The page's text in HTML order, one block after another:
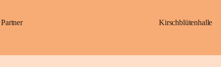
Partner Kirschblütenhalle